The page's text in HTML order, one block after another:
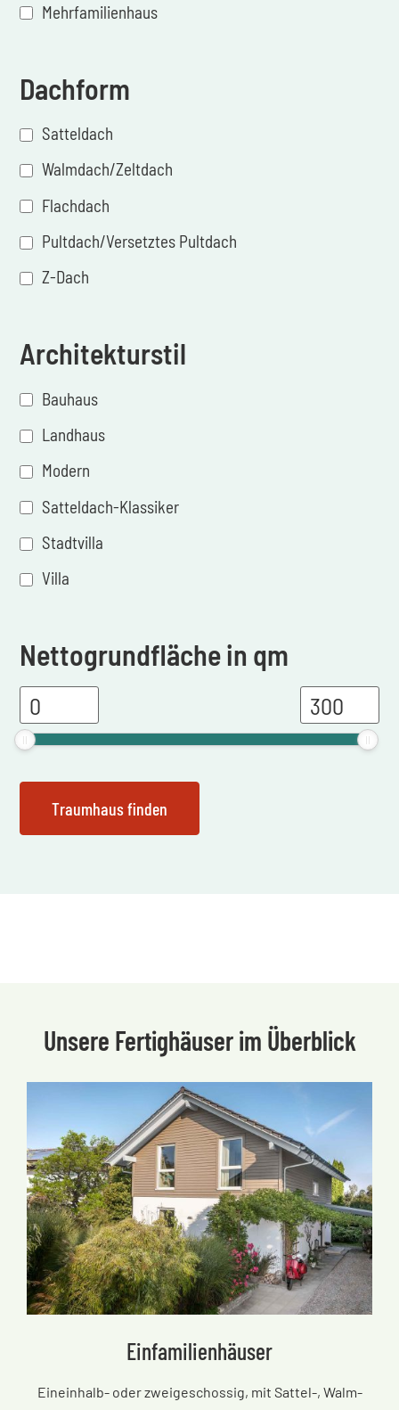
Mehrfamilienhaus
Dachform
Satteldach
Walmdach/Zeltdach
Flachdach
Pultdach/Versetztes Pultdach
Z-Dach
Architekturstil
Bauhaus
Landhaus
Modern
Satteldach-Klassiker
Stadtvilla
Villa
Nettogrundfläche in qm
Unsere Fertighäuser im Überblick
Einfamilienhäuser
Eineinhalb- oder zweigeschossig, mit Sattel-, Walm-